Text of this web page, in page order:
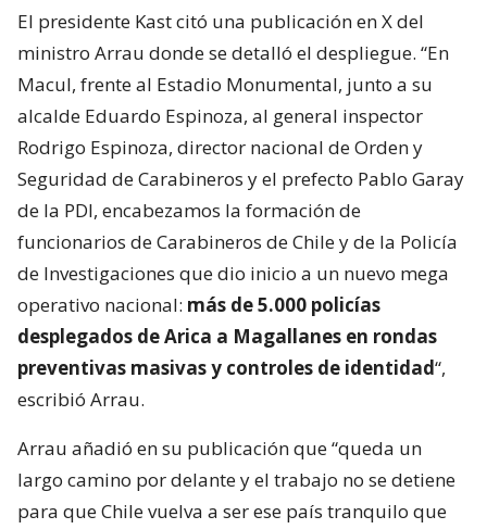
El presidente Kast citó una publicación en X del
ministro Arrau donde se detalló el despliegue. “En
Macul, frente al Estadio Monumental, junto a su
alcalde Eduardo Espinoza, al general inspector
Rodrigo Espinoza, director nacional de Orden y
Seguridad de Carabineros y el prefecto Pablo Garay
de la PDI, encabezamos la formación de
funcionarios de Carabineros de Chile y de la Policía
de Investigaciones que dio inicio a un nuevo mega
operativo nacional: más de 5.000 policías
desplegados de Arica a Magallanes en rondas
preventivas masivas y controles de identidad“,
escribió Arrau.
Arrau añadió en su publicación que “queda un
largo camino por delante y el trabajo no se detiene
para que Chile vuelva a ser ese país tranquilo que